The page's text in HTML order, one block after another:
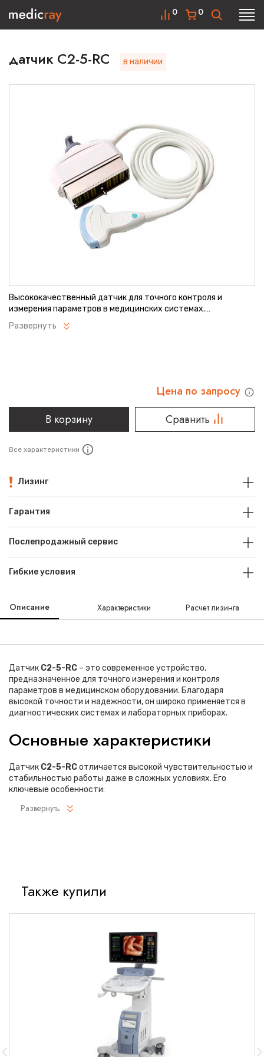
0
0
датчик C2-5-RC в наличии
Высококачественный датчик для точного контроля и
измерения параметров в медицинских системах.
Обеспечивает стабильную работу и высокую точность
показаний. Легко интегрируется в различное
Развернуть
Цена по запросу
В корзину
Сравнить
Все характеристики
Лизинг
Гарантия
Послепродажный сервис
Гибкие условия
Описание Характеристики Расчет лизинга
Датчик C2-5-RC – это современное устройство,
предназначенное для точного измерения и контроля
параметров в медицинском оборудовании. Благодаря
высокой точности и надежности, он широко применяется в
диагностических системах и лабораторных приборах.
Основные характеристики
Датчик C2-5-RCотличается высокой чувствительностью и
стабильностью работы даже в сложных условиях. Его
ключевые особенности:
Высокая точность измерений с минимальной
Области применения
Медицинская диагностика
Датчик используется в оборудовании для мониторинга
жизненно важных показателей пациентов, что делает его
незаменимым в клиниках и диагностических центрах.
Лабораторные исследования
Развернуть
Также купили